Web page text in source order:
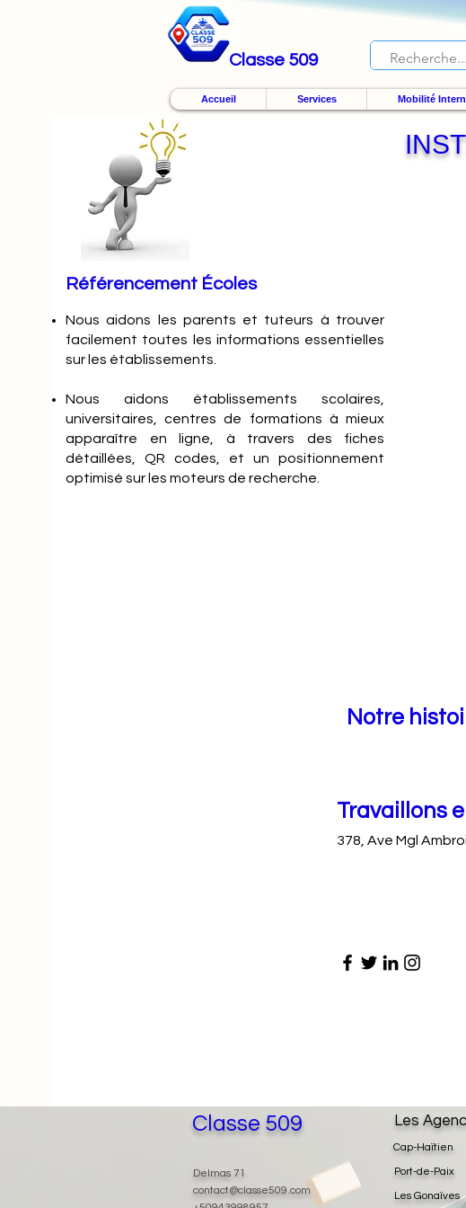
Classe 509
Accueil Services Mobilité
Référencement Écoles
Nousaidons les parents et tuteurs à trouver
facilement toutes les informations essentielles
sur les établissements.
Nous aidons établissements scolaires,
universitaires, centres de formations à mieux
apparaître en ligne, à travers des fiches
détaillées, QR codes, et un positionnement
optimisé sur les moteurs de recherche.
Notre
Travaillons
378, Ave Mgl
Classe 509
Delmas 71
contact@classe509.com
Les
Cap-Haïtien
Port-de-Paix
Les Gonaïves